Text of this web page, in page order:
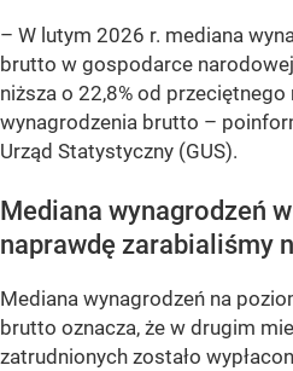
– W lutym 2026 r. mediana
brutto w gospodarce narodowej
niższa o 22,8% od
wynagrodzenia brutto –
Urząd Statystyczny (GUS).
Mediana wynagrodzeń
naprawdę zarabialiśmy
Mediana wynagrodzeń na
brutto oznacza, że w drugim
zatrudnionych zostało